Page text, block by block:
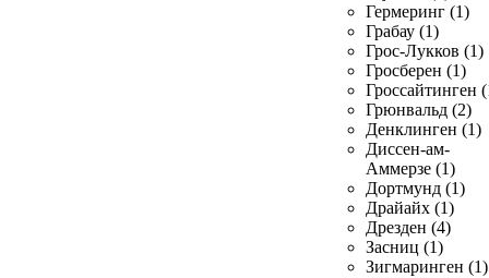
Гермеринг (1)
Грабау (1)
Грос-Лукков (1)
Гросберен (1)
Гроссайтинген
Грюнвальд (2)
Денклинген (1)
Диссен-ам-
Аммерзе (1)
Дортмунд (1)
Драйайх (1)
Дрезден (4)
Засниц (1)
Зигмаринген (1)